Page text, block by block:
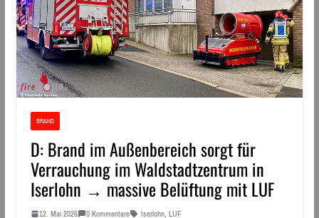
BRAND
D: Brand im Außenbereich sorgt für
Verrauchung im Waldstadtzentrum in
Iserlohn → massive Belüftung mit LUF
12. Mai 2026 0 Kommentare Iserlohn, LUF